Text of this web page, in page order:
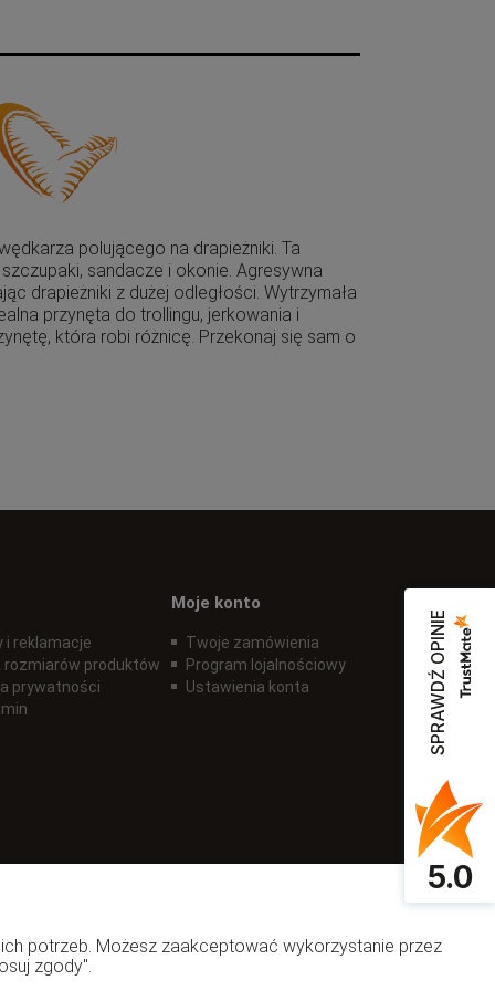
polującego na drapieżniki. Ta
sandacze i okonie. Agresywna
drapieżniki z dużej odległości. Wytrzymała
przynęta do trollingu, jerkowania i
która robi różnicę. Przekonaj się sam o
i reklamacje
rozmiarów produktów
prywatności
Moje konto
Twoje zamówienia
Program lojalnościowy
Ustawienia konta
SPRAWDŹ OPINIE
5.0
potrzeb. Możesz zaakceptować wykorzystanie przez
zgody".